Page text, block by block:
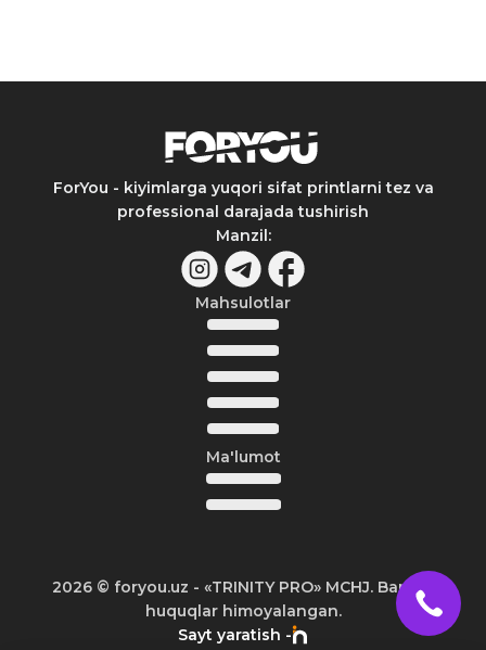
ForYou - kiyimlarga yuqori sifat printlarni tez va
professional darajada tushirish
Manzil:
Mahsulotlar
Ma'lumot
2026© foryou.uz - «TRINITY PRO» MCHJ. Barcha
huquqlar himoyalangan.
Sayt yaratish -